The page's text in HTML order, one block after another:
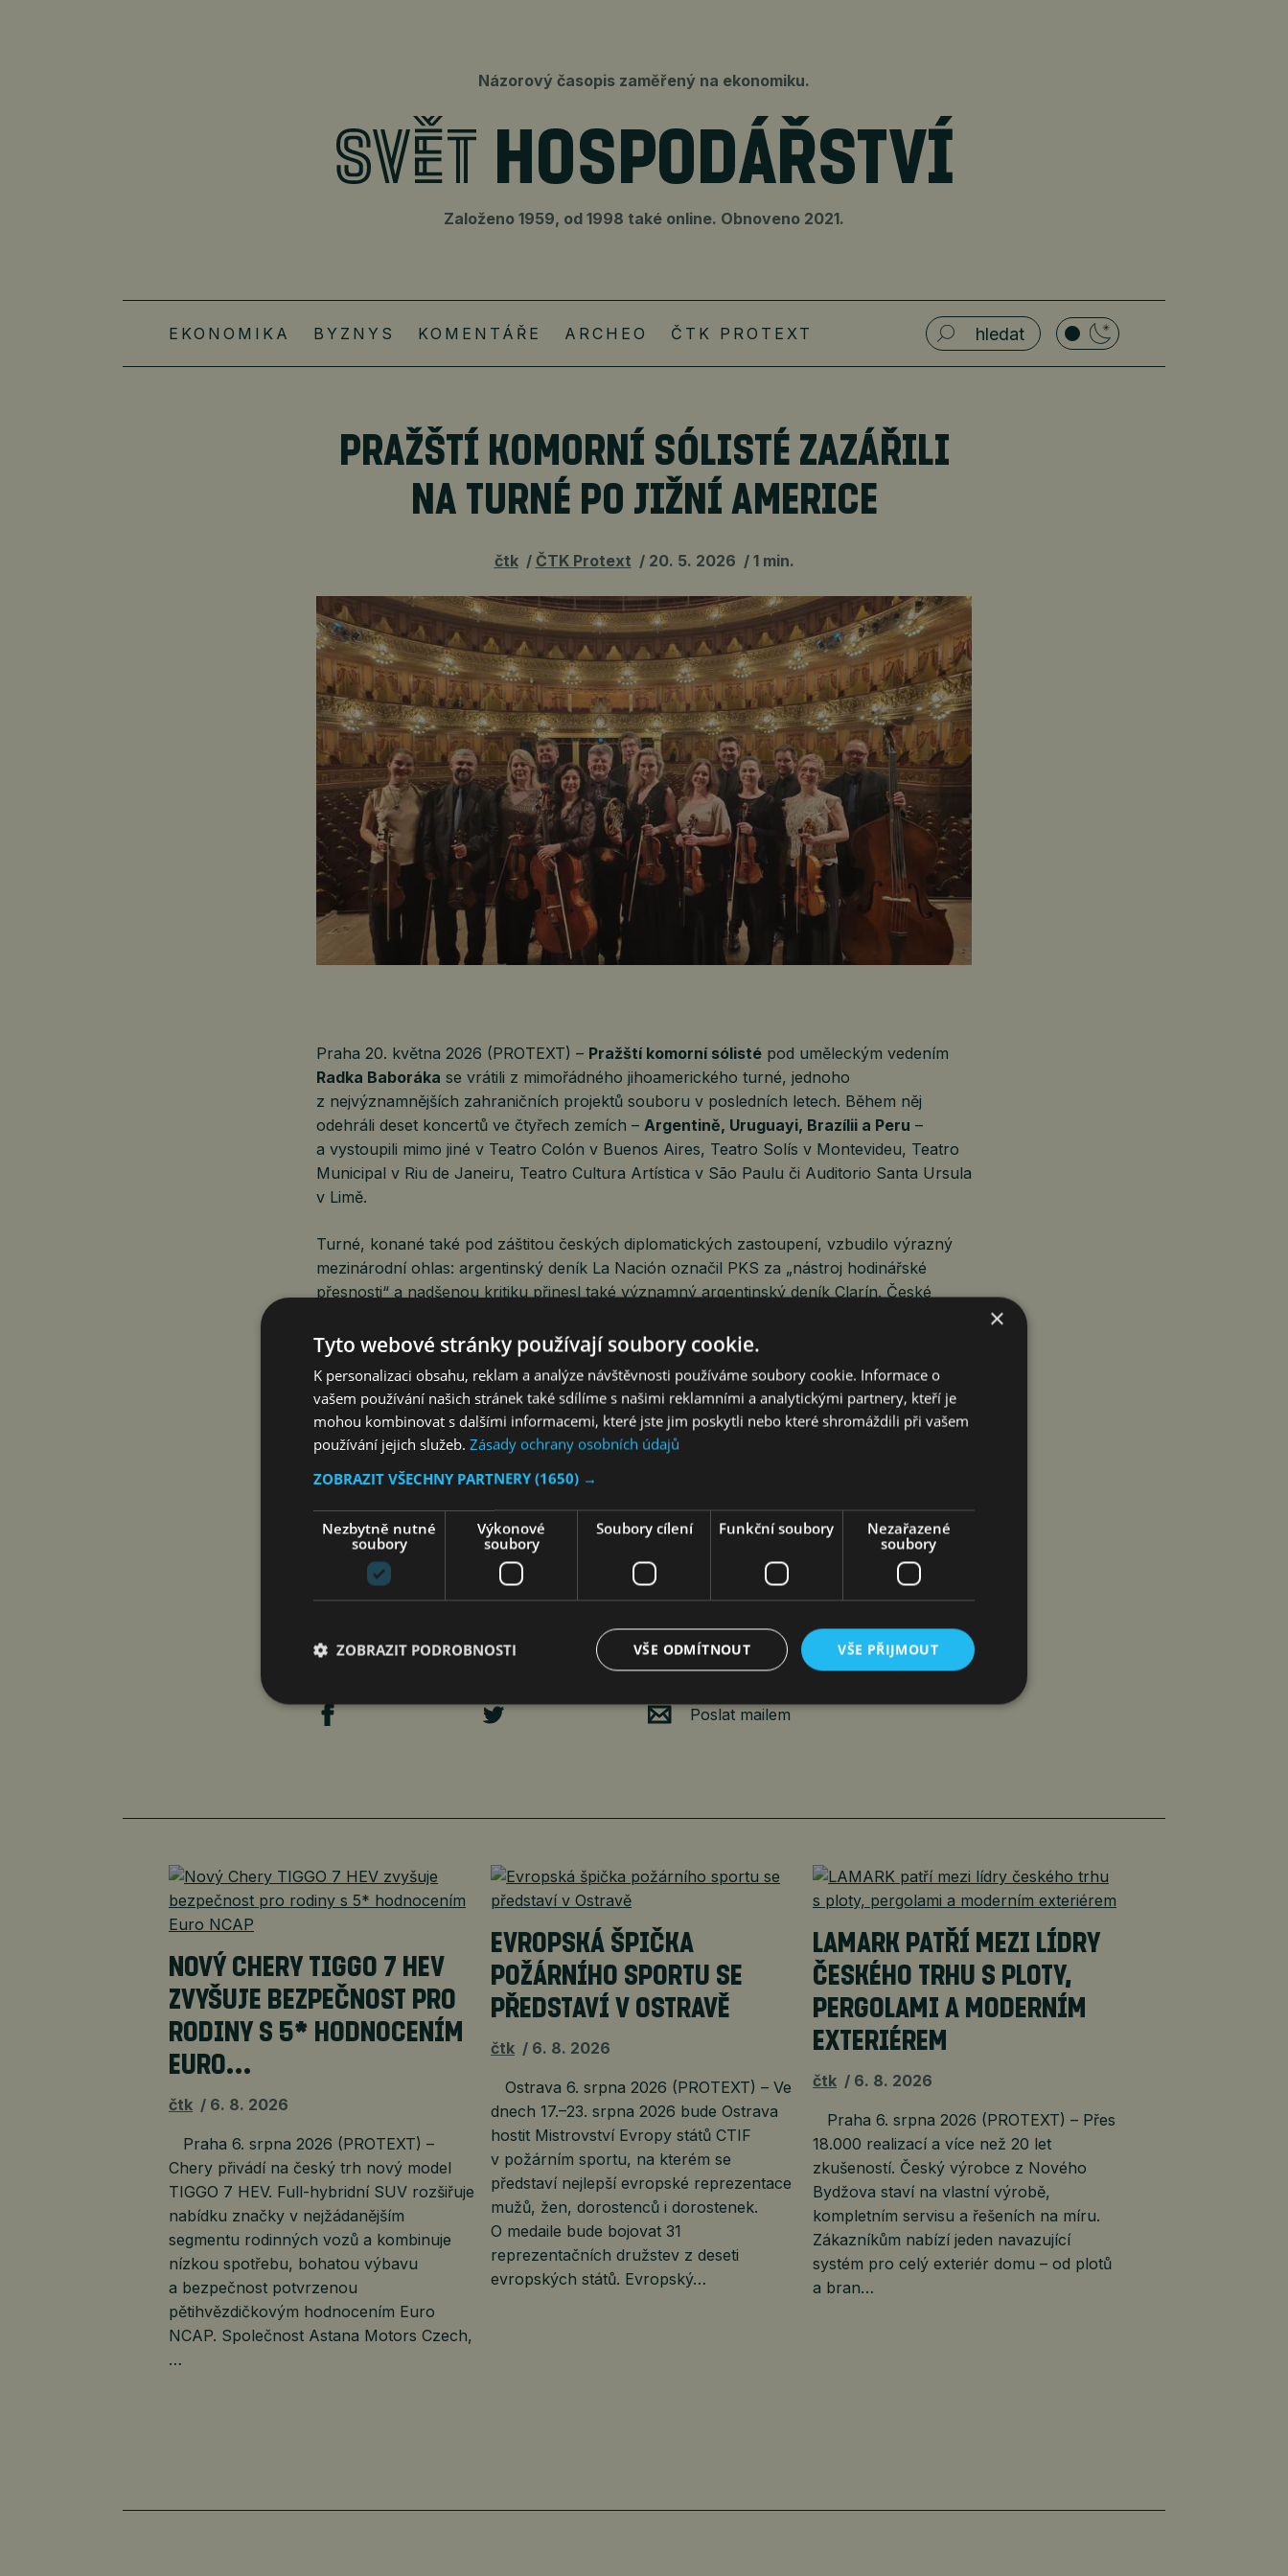
Názorový časopis zaměřený na ekonomiku.
Založeno 1959, od 1998 také online. Obnoveno 2021.
EKONOMIKA BYZNYS KOMENTÁŘE ARCHEO ČTK PROTEXT
PRAŽŠTÍ KOMORNÍ SÓLISTÉ ZAZÁŘILI
NA TURNÉ PO JIŽNÍ AMERICE
čtk ČTK Protext 20. 5. 2026 1 min.
Praha 20. května 2026 (PROTEXT) – Pražští komorní sólisté pod uměleckým vedením
Radka Baboráka se vrátili z mimořádného jihoamerického turné, jednoho
z nejvýznamnějších zahraničních projektů souboru v posledních letech. Během něj
odehráli deset koncertů ve čtyřech zemích – Argentině, Uruguayi, Brazílii a Peru –
a vystoupili mimo jiné v Teatro Colón v Buenos Aires, Teatro Solís v Montevideu, Teatro
Municipal v Riu de Janeiru, Teatro Cultura Artística v São Paulu či Auditorio Santa Ursula
v Limě.
Turné, konané také pod záštitou českých diplomatických zastoupení, vzbudilo výrazný
mezinárodní ohlas: argentinský deník La Nación označil PKS za „nástroj hodinářské
přesnosti“ a nadšenou kritiku přinesl také významný argentinský deník Clarín. České
Prague Promsa 23. červnav kostele sv. Anežky České na
Daniel Matoušek
Zdroj: Kateřina Klimánková
www.pksart.cz
Poslat mailem
NOVÝ CHERY TIGGO 7 HEV
ZVYŠUJE BEZPEČNOST PRO
RODINY S 5* HODNOCENÍM
EURO…
čtk 6. 8. 2026
Praha 6. srpna 2026 (PROTEXT) –
Chery přivádí na český trh nový model
TIGGO 7 HEV. Full-hybridní SUV rozšiřuje
nabídku značky v nejžádanějším
segmentu rodinných vozů a kombinuje
nízkou spotřebu, bohatou výbavu
a bezpečnost potvrzenou
pětihvězdičkovým hodnocením Euro
NCAP. Společnost Astana Motors Czech,
…
EVROPSKÁ ŠPIČKA
POŽÁRNÍHO SPORTU SE
PŘEDSTAVÍ V OSTRAVĚ
čtk 6. 8. 2026
Ostrava 6. srpna 2026 (PROTEXT) – Ve
dnech 17.–23. srpna 2026 bude Ostrava
hostit Mistrovství Evropy států CTIF
v požárním sportu, na kterém se
představí nejlepší evropské reprezentace
mužů, žen, dorostenců i dorostenek.
O medaile bude bojovat 31
reprezentačních družstev z deseti
evropských států. Evropský…
LAMARK PATŘÍ MEZI LÍDRY
ČESKÉHO TRHU S PLOTY,
PERGOLAMI A MODERNÍM
EXTERIÉREM
čtk 6. 8. 2026
Praha 6. srpna 2026 (PROTEXT) – Přes
18.000 realizací a více než 20 let
zkušeností. Český výrobce z Nového
Bydžova staví na vlastní výrobě,
kompletním servisu a řešeních na míru.
Zákazníkům nabízí jeden navazující
systém pro celý exteriér domu – od plotů
a bran…
×
Tyto webové stránky používají soubory cookie.
K personalizaci obsahu, reklam a analýze návštěvnosti používáme soubory cookie. Informace o
vašem používání našich stránek také sdílíme s našimi reklamními a analytickými partnery, kteří je
mohou kombinovat s dalšími informacemi, které jste jim poskytli nebo které shromáždili při vašem
používání jejich služeb. Zásady ochrany osobních údajů
ZOBRAZIT VŠECHNY PARTNERY (1650) →
Nezbytně nutné
soubory
Výkonové
soubory
Soubory cílení Funkční soubory
Nezařazené
soubory
VŠE PŘIJMOUT
VŠE ODMÍTNOUT
ZOBRAZIT PODROBNOSTI